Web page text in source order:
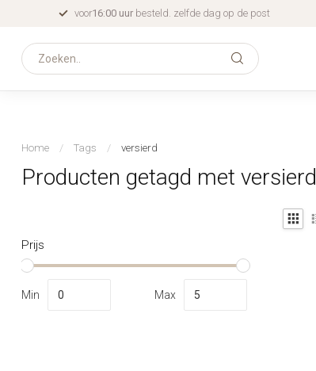
voor16:00 uur besteld. zelfde dag op de post
Home / Tags / versierd
Producten getagd met versierd
Prijs
Min Max